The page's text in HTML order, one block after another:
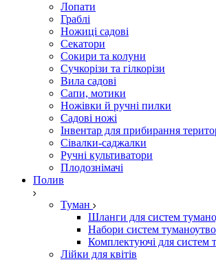
Лопати
Граблі
Ножиці садові
Секатори
Сокири та колуни
Сучкорізи та гілкорізи
Вила садові
Сапи, мотики
Ножівки й ручні пилки
Садові ножі
Інвентар для прибирання
Сівалки-саджалки
Ручні культиватори
Плодознімачі
Полив
Туман
Шланги для систем
Набори систем
Комплектуючі для систем
Лійки для квітів